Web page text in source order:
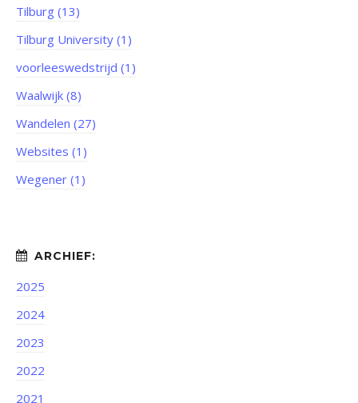
Tilburg (13)
Tilburg University (1)
voorleeswedstrijd (1)
Waalwijk (8)
Wandelen (27)
Websites (1)
Wegener (1)
2025
2024
2023
2022
2021